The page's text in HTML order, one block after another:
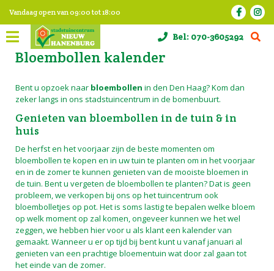
n
Vandaag open van09:00tot18:00
Bel: 070-3605292
Bloembollen kalender
Bent u opzoek naar bloembollen in den Den Haag? Kom dan
zeker langs in ons stadstuincentrum in de bomenbuurt.
Genieten van bloembollen in de tuin & in
huis
De herfst en het voorjaar zijn de beste momenten om
bloembollen te kopen en in uw tuin te planten om in het voorjaar
en in de zomer te kunnen genieten van de mooiste bloemen in
de tuin. Bent u vergeten de bloembollen te planten? Dat is geen
probleem, we verkopen bij ons op het tuincentrum ook
bloembolletjes op pot. Het is soms lastig te bepalen welke bloem
op welk moment op zal komen, ongeveer kunnen we het wel
zeggen, we hebben hier voor u als klant een kalender van
gemaakt. Wanneer u er op tijd bij bent kunt u vanaf januari al
genieten van een prachtige bloementuin wat door zal gaan tot
het einde van de zomer.